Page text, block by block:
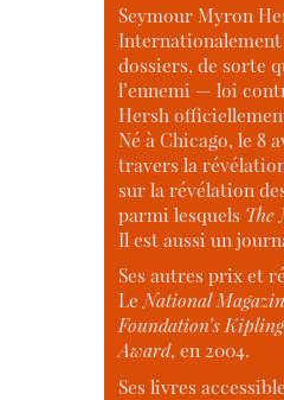
Seymour Myron
dossiers, de sorte
l’ennemi — loi
Hersh
Né à Chicago, le 8
travers la
sur la révélation
parmi lesquels The
Il est aussi un
Ses autres prix et
LeNational
Foundation’s
Award, en 2004.
Ses livres